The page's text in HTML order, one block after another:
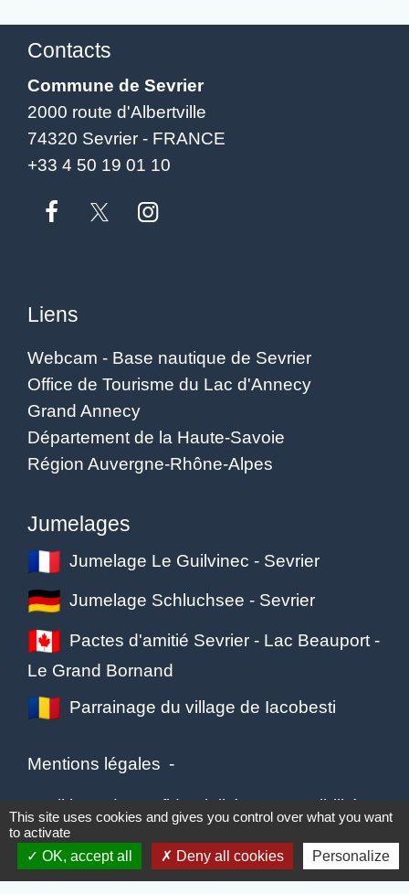
Contacts
Commune de Sevrier
2000 route d'Albertville
74320 Sevrier - FRANCE
+33 4 50 19 01 10
Liens
Webcam - Base nautique de Sevrier
Office de Tourisme du Lac d'Annecy
Grand Annecy
Département de la Haute-Savoie
Région Auvergne-Rhône-Alpes
Jumelages
Jumelage Le Guilvinec - Sevrier
Jumelage Schluchsee - Sevrier
Pactes d'amitié Sevrier - Lac Beauport -
Le Grand Bornand
Parrainage du village de Iacobesti
Mentions légales -
Politique de confidentialité Accessibilité
Plan du site - Gestion des cookies
This site uses cookies and gives you control over what you want
to activate
OK, accept all
Deny all cookies Personalize